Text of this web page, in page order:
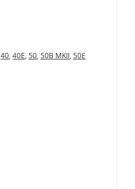
40, 40E, 50, 50B MKII , 50E